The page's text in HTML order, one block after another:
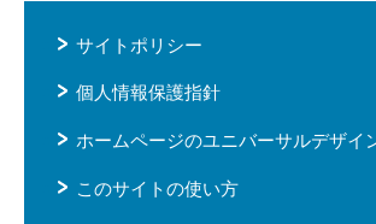
サイトポリシー
個人情報保護指針
ホームページのユニバーサルデザイ
このサイトの使い方